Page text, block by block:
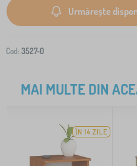
Urmărește
Cod: 3527-0
MAI MULTE DIN
ÎN 14 ZILE